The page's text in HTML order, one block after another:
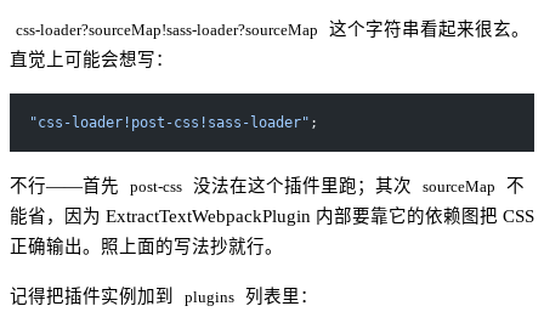
css-loader?sourceMap!sass-loader?sourceMap
这个字符串看起来很玄。
直觉上可能会想写：
"css-loader!post-css!sass-loader" ;
不行——首先 post-css 没法在这个插件里跑；其次 sourceMap
不
能省，因为 ExtractTextWebpackPlugin 内部要靠它的依赖图把 CSS
正确输出。照上面的写法抄就行。
记得把插件实例加到 plugins 列表里：